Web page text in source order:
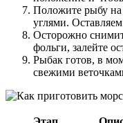
Положите рыбу на
углями.
Осторожно
фольги, залейте
Рыбак готов, в
свежими